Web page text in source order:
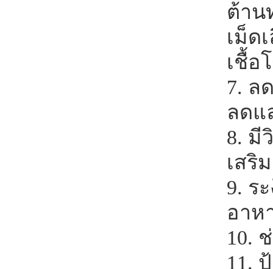
ต้าน
เม็ด
เชื้อ
7. ล
ลดแ
8. มี
เสริ
9. ร
อาห
10.
11.